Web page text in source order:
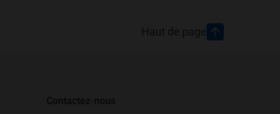
Haut de page